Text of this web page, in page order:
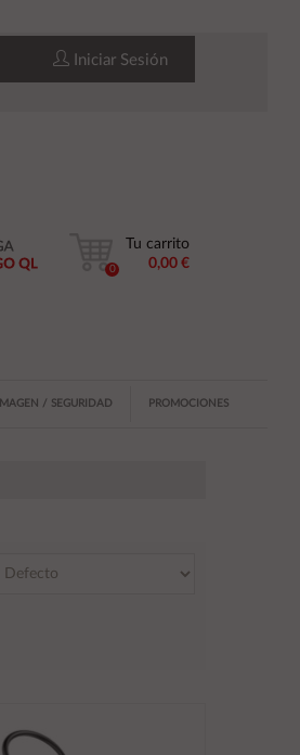
Iniciar Sesión
Tu carrito
0,00 €
0
IMAGEN / SEGURIDAD PROMOCIONES